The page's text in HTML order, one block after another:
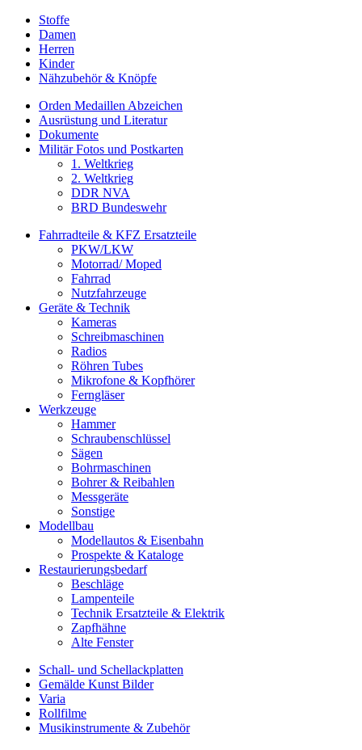
Stoffe
Damen
Herren
Kinder
Nähzubehör & Knöpfe
Orden Medaillen Abzeichen
Ausrüstung und Literatur
Dokumente
Militär Fotos und Postkarten
1. Weltkrieg
2. Weltkrieg
DDR NVA
BRD Bundeswehr
Fahrradteile & KFZ Ersatzteile
PKW/LKW
Motorrad/ Moped
Fahrrad
Nutzfahrzeuge
Geräte & Technik
Kameras
Schreibmaschinen
Radios
Röhren Tubes
Mikrofone & Kopfhörer
Ferngläser
Werkzeuge
Hammer
Schraubenschlüssel
Sägen
Bohrmaschinen
Bohrer & Reibahlen
Messgeräte
Sonstige
Modellbau
Modellautos & Eisenbahn
Prospekte & Kataloge
Restaurierungsbedarf
Beschläge
Lampenteile
Technik Ersatzteile & Elektrik
Zapfhähne
Alte Fenster
Schall- und Schellackplatten
Gemälde Kunst Bilder
Varia
Rollfilme
Musikinstrumente & Zubehör